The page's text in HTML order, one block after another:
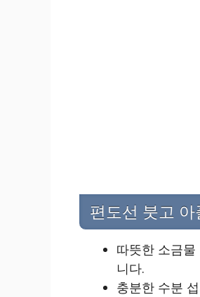
편도선 붓고
따뜻한 소금
니다.
충분한 수분